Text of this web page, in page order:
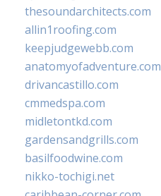
thesoundarchitects.com
allin1roofing.com
keepjudgewebb.com
anatomyofadventure.com
drivancastillo.com
cmmedspa.com
midletontkd.com
gardensandgrills.com
basilfoodwine.com
nikko-tochigi.net